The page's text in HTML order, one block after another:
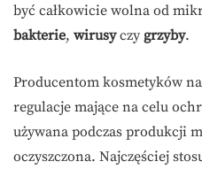
być całkowicie wolna od
bakterie, wirusyczy grzyby.
Producentom kosmetyków
regulacje mające na celu
używana podczas produkcji
oczyszczona. Najczęściej